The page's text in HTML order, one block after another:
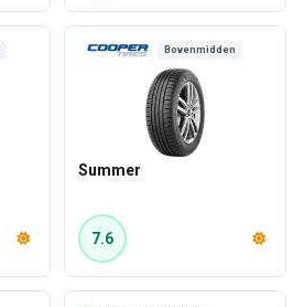
Bovenmidden
Summer
7.6